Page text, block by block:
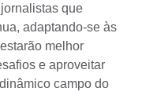
que
adaptando-se às
melhor
e aproveitar
campo do